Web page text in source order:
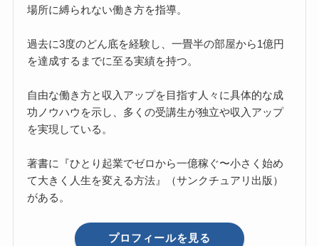
場所に縛られない働き方を指導。
過去に3度のどん底を経験し、一畳半の部屋から1億円
を達成するまでに至る実績を持つ。
自由な働き方と収入アップを目指す人々に具体的な成
功ノウハウを示し、多くの受講生が独立や収入アップ
を実現している。
著書に『ひとり起業でゼロから一億稼ぐ〜小さく始め
て大きく人生を変える方法』（サンクチュアリ出版）
がある。
プロフィールを見る